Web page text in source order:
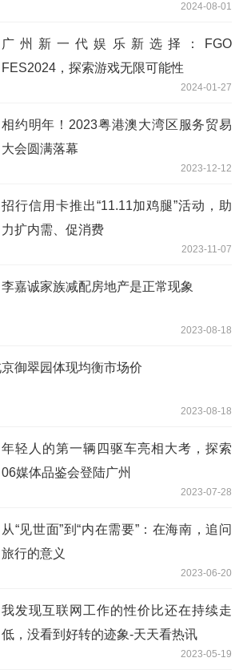
2024-08-01
广州新一代娱乐新选择：FGO
FES2024，探索游戏无限可能性
2024-01-27
相约明年！2023粤港澳大湾区服务贸易
大会圆满落幕
2023-12-12
招行信用卡推出“11.11加鸡腿”活动，助
力扩内需、促消费
2023-11-07
李嘉诚家族减配房地产是正常现象
2023-08-18
御翠园体现均衡市场价
2023-08-18
年轻人的第一辆四驱车亮相大考，探索
06媒体品鉴会登陆广州
2023-07-28
从“见世面”到“内在需要”：在海南，追问
旅行的意义
2023-06-20
我发现互联网工作的性价比还在持续走
低，没看到好转的迹象-天天看热讯
2023-05-19